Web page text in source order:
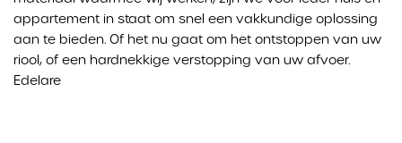
appartement in staat om snel een vakkundige oplossing
aan te bieden. Of het nu gaat om het ontstoppen van uw
riool, of een hardnekkige verstopping van uw afvoer.
Edelare
andere organisaties of adverteerders. Dit zijn
permanente cookies en bijna altijd van derden.